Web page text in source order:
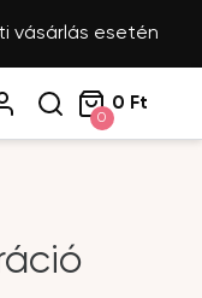
vásárlás esetén
0
0 Ft